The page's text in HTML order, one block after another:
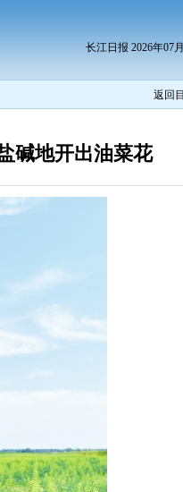
长江日报 2026年07
返回
碱地开出油菜花